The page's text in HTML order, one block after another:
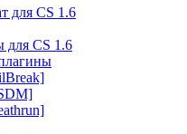
для CS 1.6
CS 1.6